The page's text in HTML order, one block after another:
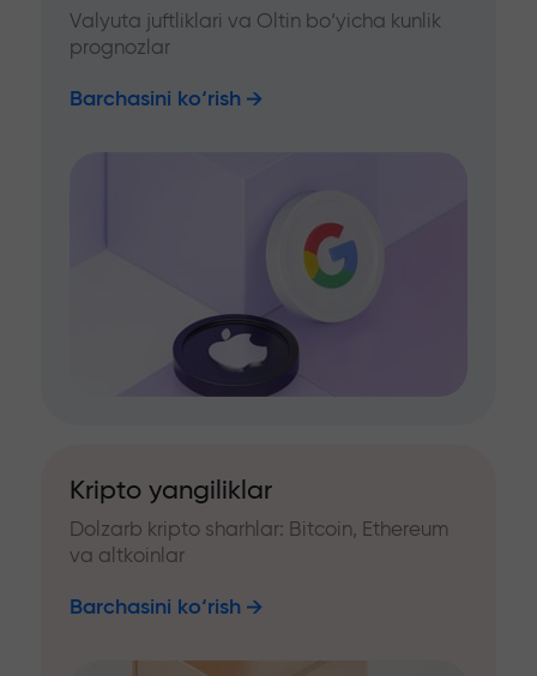
Valyuta juftliklari va Oltin bo‘yicha kunlik
prognozlar
Barchasini ko‘rish
Kripto yangiliklar
Dolzarb kripto sharhlar: Bitcoin, Ethereum
va altkoinlar
Barchasini ko‘rish